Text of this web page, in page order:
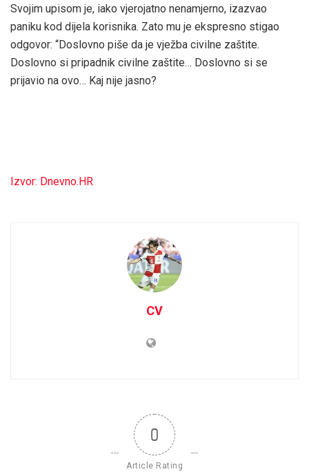
Svojim upisom je, iako vjerojatno nenamjerno, izazvao
paniku kod dijela korisnika. Zato mu je ekspresno stigao
odgovor: “Doslovno piše da je vježba civilne zaštite.
Doslovno si pripadnik civilne zaštite… Doslovno si se
prijavio na ovo… Kaj nije jasno?
Izvor: Dnevno.HR
CV
0
Article Rating